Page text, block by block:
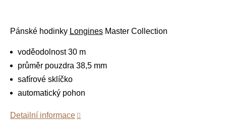
Pánské hodinky Longines Master Collection
voděodolnost 30 m
průměr pouzdra 38,5 mm
safírové sklíčko
automatický pohon
Detailní informace